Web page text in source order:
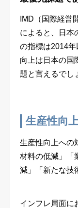
IMD（国際経営
によると、日本
の指標は2014
向上は日本の国
題と言えるでし
生産性向
生産性向上への
材料の低減」「
減」「新たな技
インフレ局面に